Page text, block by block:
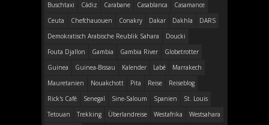
Buschtaxi
Cádiz Carabane Casablanca
Casamance
Ceuta
Chefchauouen Conakry Dakar Dakhla
DARS
Demokratisch Arabische Reublik Sahara
Doucki
Fouta Djallon
Gambia Gambia River
Globetrotter
Guinea
Guinea-Bissau Kalender Labé
Marrakech
Mauretanien
Nouakchott Pita Reise
Reiseblog
Rick's Café
Senegal Sine-Saloum Spanien
St. Louis
Tetouan
Trekking Überlandreise Westafrika
Westsahara